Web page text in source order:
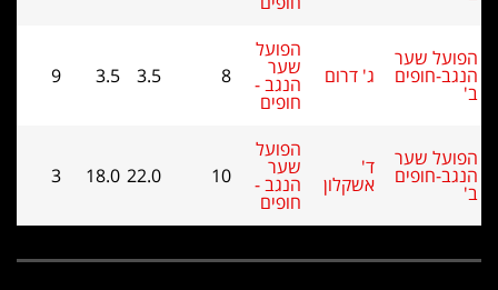
שער
חופים ג' דרום
הפועל
שער
הנגב - 8
3.5
9
שער
חופים ד'
אשקלון
הפועל
הנגב -
חופים
10
18.0
3